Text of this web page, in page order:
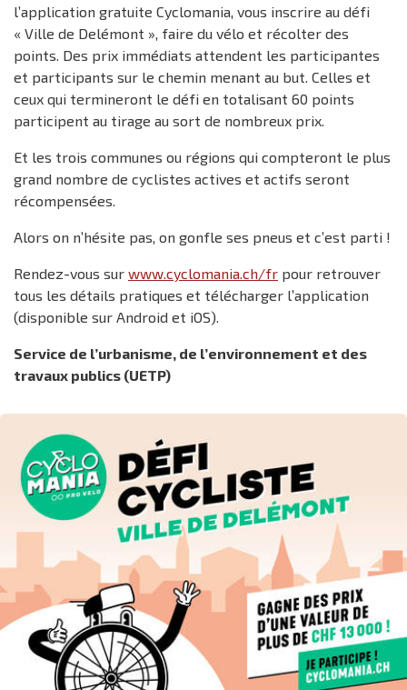
l’application gratuite Cyclomania, vous inscrire au défi
« Ville de Delémont », faire du vélo et récolter des
points. Des prix immédiats attendent les participantes
et participants sur le chemin menant au but. Celles et
ceux qui termineront le défi en totalisant 60 points
participent au tirage au sort de nombreux prix.
Et les trois communes ou régions qui compteront le plus
grand nombre de cyclistes actives et actifs seront
récompensées.
Alors on n’hésite pas, on gonfle ses pneus et c’est parti !
Rendez-vous sur www.cyclomania.ch/fr pour retrouver
tous les détails pratiques et télécharger l’application
(disponible sur Android et iOS).
Service de l’urbanisme, de l’environnement et des
travaux publics (UETP)